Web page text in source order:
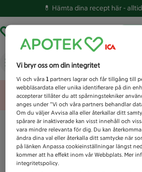
💊 Hämta dina recept här -
Vad letar du efter idag?
Unknown error
Vi bryr oss om din integritet
Vi och våra1 partners lagrar och får tillgång till
webbläsardata eller unika identifierare på din
accepterar tillåter du att spårningstekniker
anges under ”Vi och våra partners behandlar
Om du väljer Avvisa alla eller återkallar ditt
spårare är inaktiverade kan visst innehåll och
vara mindre relevanta för dig. Du kan
ändra dina val eller återkalla ditt samtycke när
på länken Anpassa cookieinställningar längst
kommer att ha effekt inom vår Webbplats. Mer
integritetspolicy.